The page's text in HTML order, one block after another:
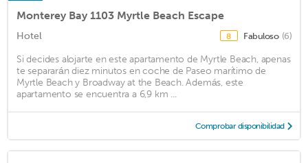
Monterey Bay 1103 Myrtle Beach Escape
Hotel 8 Fabuloso (6)
Si decides alojarte en este apartamento de Myrtle Beach, apenas
te separarán diez minutos en coche de Paseo marítimo de
Myrtle Beach y Broadway at the Beach. Además, este
apartamento se encuentra a 6,9 km ...
Comprobar disponibilidad